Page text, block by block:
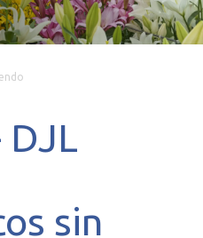
DJL
sin